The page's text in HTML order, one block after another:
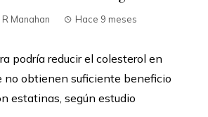
Manahan Hace 9 meses